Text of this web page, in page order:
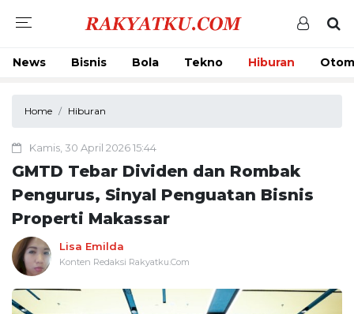
News Bisnis Bola Tekno Hiburan
Home Hiburan
Kamis, 30 April 2026 15:44
GMTD Tebar Dividen dan Rombak
Pengurus, Sinyal Penguatan Bisnis
Properti Makassar
Lisa Emilda
Konten Redaksi Rakyatku.Com